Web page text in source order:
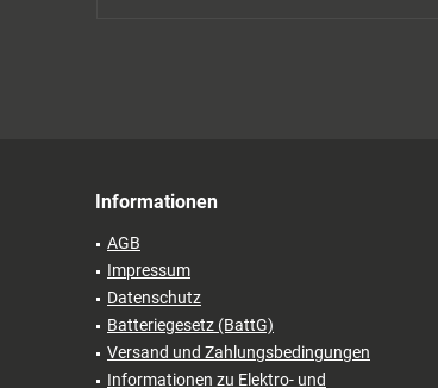
Informationen
AGB
Impressum
Datenschutz
Batteriegesetz (BattG)
Versand und Zahlungsbedingungen
Informationen zu Elektro- und